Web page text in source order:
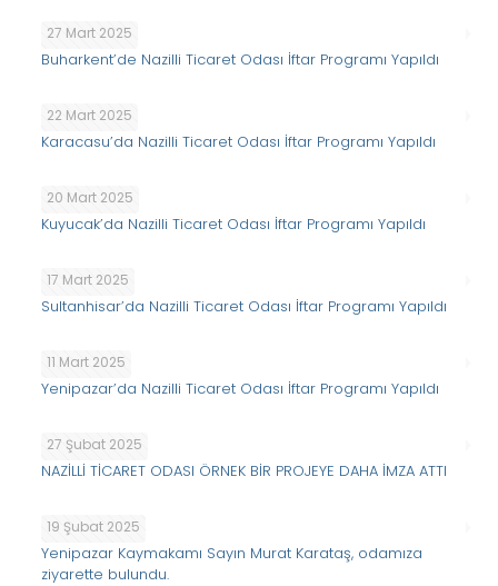
27 Mart 2025
Buharkent’de Nazilli Ticaret Odası İftar Programı Yapıldı
22 Mart 2025
Karacasu’da Nazilli Ticaret Odası İftar Programı Yapıldı
20 Mart 2025
Kuyucak’da Nazilli Ticaret Odası İftar Programı Yapıldı
17 Mart 2025
Sultanhisar’da Nazilli Ticaret Odası İftar Programı Yapıldı
11 Mart 2025
Yenipazar’da Nazilli Ticaret Odası İftar Programı Yapıldı
27 Şubat 2025
NAZİLLİ TİCARET ODASI ÖRNEK BİR PROJEYE DAHA İMZA ATTI
19 Şubat 2025
Yenipazar Kaymakamı Sayın Murat Karataş, odamıza
ziyarette bulundu.